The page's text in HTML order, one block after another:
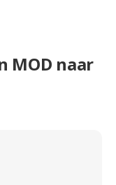
MOD naar